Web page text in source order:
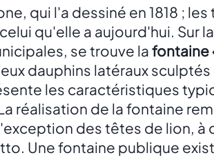
qui l'a dessiné en 1818 ; les
qu'elle a aujourd'hui. Sur
se trouve lafontaine
dauphins latéraux
les caractéristiques
réalisation de la fontaine
des têtes de lion, à
Une fontaine publique